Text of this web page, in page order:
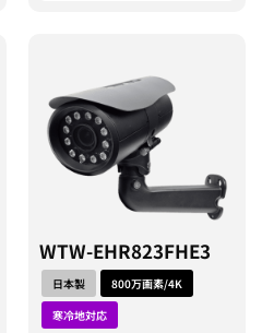
WTW-EHR823FHE3
日本製
800万画素/4K
寒冷地対応